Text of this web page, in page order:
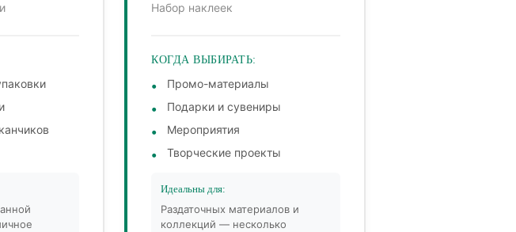
Набор наклеек
КОГДА ВЫБИРАТЬ:
Промо-материалы
Подарки и сувениры
Мероприятия
Творческие проекты
Идеальны для:
Раздаточных материалов и
коллекций — несколько